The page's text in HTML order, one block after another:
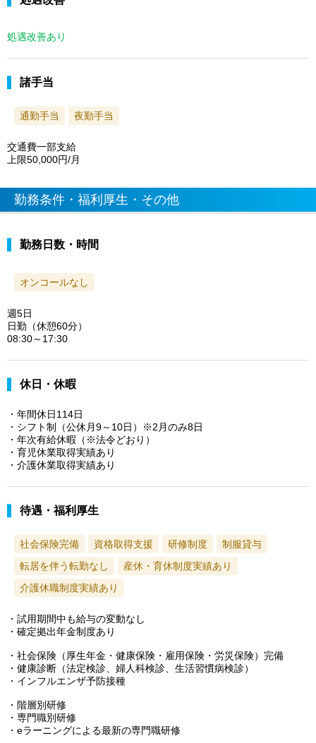
処遇改善あり
諸手当
通勤手当 夜勤手当
交通費一部支給
上限50,000円/月
勤務条件・福利厚生・その他
勤務日数・時間
オンコールなし
週5日
日勤（休憩60分）
08:30～17:30
休日・休暇
・年間休日114日
・シフト制（公休月9～10日）※2月のみ8日
・年次有給休暇（※法令どおり）
・育児休業取得実績あり
・介護休業取得実績あり
待遇・福利厚生
社会保険完備 資格取得支援 研修制度
制服貸与
転居を伴う転勤なし
産休・育休制度実績あり
介護休職制度実績あり
・試用期間中も給与の変動なし
・確定拠出年金制度あり
・社会保険（厚生年金・健康保険・雇用保険・労災保険）完備
・健康診断（法定検診、婦人科検診、生活習慣病検診）
・インフルエンザ予防接種
・階層別研修
・専門職別研修
・eラーニングによる最新の専門職研修